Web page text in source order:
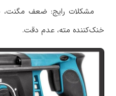
مشکلات رایج: ضعف مگنت،
خنک‌کننده مته، عدم دقت.